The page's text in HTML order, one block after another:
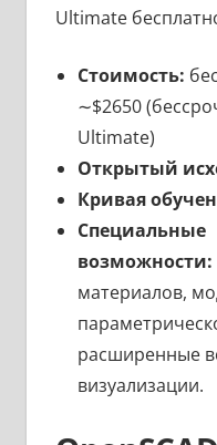
Ultimate
Стоимость:
∼$2650
Ultimate)
Открытый
Кривая
Специальные
возможности:
материалов,
расширенные
визуализации.